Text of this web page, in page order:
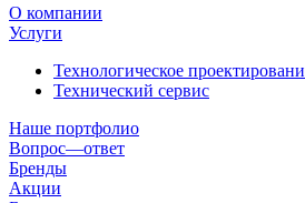
О компании
Услуги
Технологическое
Технический сервис
Наше портфолио
Вопрос—ответ
Бренды
Акции